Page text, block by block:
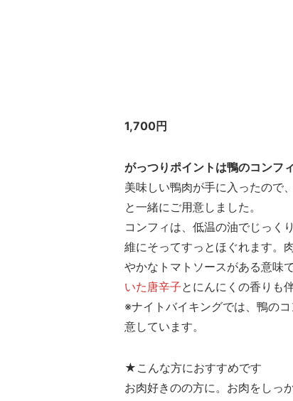
1,700円
がっつりポイントは鴨のコンフィ
美味しい鴨肉が手に入ったので
と一緒にご用意しました。
コンフィは、低温の油でじっく
維にそってすっとほぐれます。
やかなトマトソースがある意味
いた唐辛子とにんにくの香りも
※ナイトバイキングでは、鴨の
意しています。
★こんな方におすすめです
お肉好きのの方に。お肉をしっ